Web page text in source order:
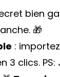
bien
🎁
:
3 clics. PS: